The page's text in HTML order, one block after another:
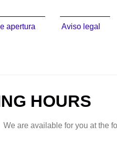
apertura Aviso legal
HOURS
We are available for you at the